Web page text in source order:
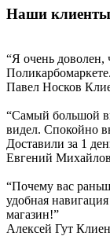
Наши
“Я очень доволен,
Павел Носков
“Самый большой
видел. Спокойно
Доставили за 1
Евгений Михайлов
“Почему вас
удобная
магазин!”
Алексей Гут